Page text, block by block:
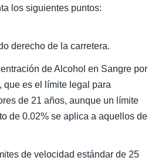
los siguientes puntos:
derecho de la carretera.
de Alcohol en Sangre por
que es el límite legal para
de 21 años, aunque un límite
de 0.02% se aplica a aquellos de
de velocidad estándar de 25